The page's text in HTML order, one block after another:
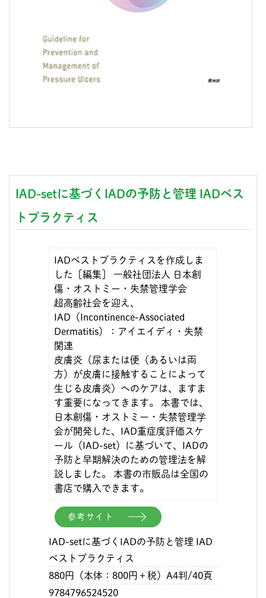
IAD-setに基づくIADの予防と管理 IADベス
トプラクティス
IADベストプラクティスを作成しま
した［編集］ 一般社団法人 日本創
傷・オストミー・失禁管理学会
超高齢社会を迎え、
IAD（Incontinence-Associated
Dermatitis）：アイエイディ・失禁
関連
皮膚炎（尿または便（あるいは両
方）が皮膚に接触することによって
生じる皮膚炎）へのケアは、ますま
す重要になってきます。 本書では、
日本創傷・オストミー・失禁管理学
会が開発した、IAD重症度評価スケ
ール（IAD-set）に基づいて、IADの
予防と早期解決のための管理法を解
説しました。 本書の市販品は全国の
書店で購入できます。
参考サイト
IAD-setに基づくIADの予防と管理 IAD
ベストプラクティス
880円（本体：800円＋税）A4判/40頁
9784796524520